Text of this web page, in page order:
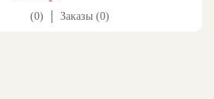
(0) Заказы (0)